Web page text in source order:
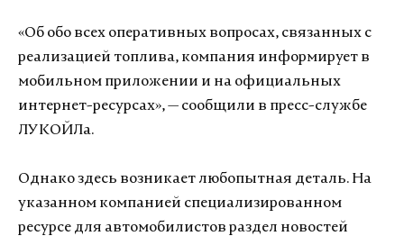
«Об обо всех оперативных вопросах, связанных с
реализацией топлива, компания информирует в
мобильном приложении и на официальных
интернет-ресурсах», — сообщили в пресс-службе
ЛУКОЙЛа.
Однако здесь возникает любопытная деталь. На
указанном компанией специализированном
ресурсе для автомобилистов раздел новостей